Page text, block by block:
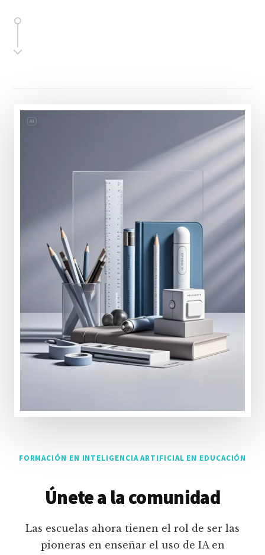
FORMACIÓN EN INTELIGENCIA ARTIFICIAL EN EDUCACIÓN
Únete a la comunidad
Las escuelas ahora tienen el rol de ser las
pioneras en enseñar el uso de IA en